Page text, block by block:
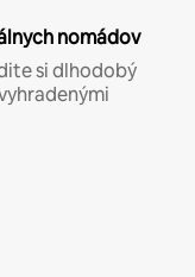
nomádov
si dlhodobý